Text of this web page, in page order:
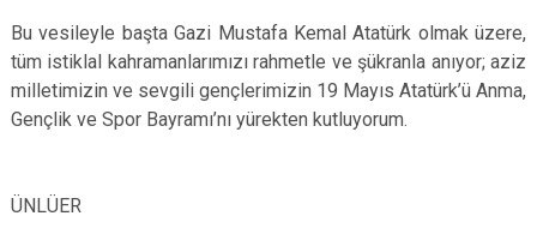
Bu vesileyle başta Gazi Mustafa Kemal Atatürk olmak üzere,
tüm istiklal kahramanlarımızı rahmetle ve şükranla anıyor; aziz
milletimizin ve sevgili gençlerimizin 19 Mayıs Atatürk’ü Anma,
Gençlik ve Spor Bayramı’nı yürekten kutluyorum.
ÜNLÜER